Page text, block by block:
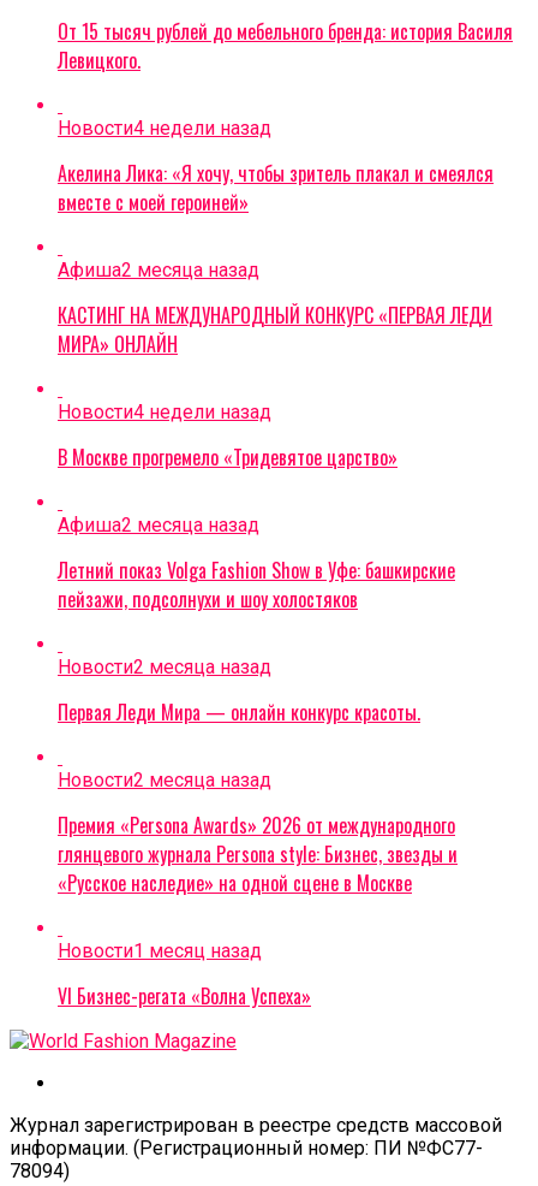
От 15 тысяч рублей до мебельного бренда: история Василя
Левицкого.
Новости4 недели назад
Акелина Лика: «Я хочу, чтобы зритель плакал и смеялся
вместе с моей героиней»
Афиша2 месяца назад
КАСТИНГ НА МЕЖДУНАРОДНЫЙ КОНКУРС «ПЕРВАЯ ЛЕДИ
МИРА» ОНЛАЙН
Новости4 недели назад
В Москве прогремело «Тридевятое царство»
Афиша2 месяца назад
Летний показ Volga Fashion Show в Уфе: башкирские
пейзажи, подсолнухи и шоу холостяков
Новости2 месяца назад
Первая Леди Мира — онлайн конкурс красоты.
Новости2 месяца назад
Премия «Persona Awards» 2026 от международного
глянцевого журнала Persona style: Бизнес, звезды и
«Русское наследие» на одной сцене в Москве
Новости1 месяц назад
VI Бизнес-регата «Волна Успеха»
Журнал зарегистрирован в реестре средств массовой
информации. (Регистрационный номер: ПИ №ФС77-
78094)